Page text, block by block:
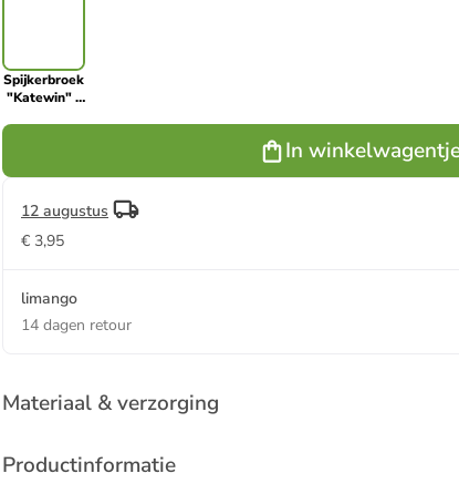
Spijkerbroek
"Katewin" -
In
12 augustus
€ 3,95
limango
14 dagen retour
Materiaal & verzorging
Productinformatie